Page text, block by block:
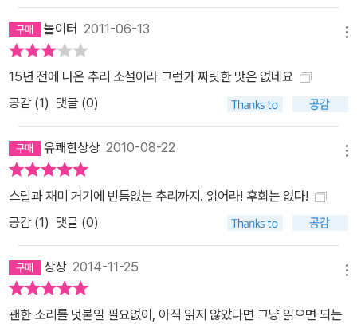
놀이터 2011-06-13
15년 전에 나온 추리 소설이라 그런가 짜릿한 맛은 없네요
공감 (1) 댓글 (0)
유쾌한상상2010-08-22
스릴과 재미 거기에 빈틈없는 추리까지. 읽어라! 후회는 없다!
공감 (1) 댓글 (0)
상상2014-11-25
괜한 소리를 덧붙일 필요없이, 아직 읽지 않았다면 그냥 읽으면 되는